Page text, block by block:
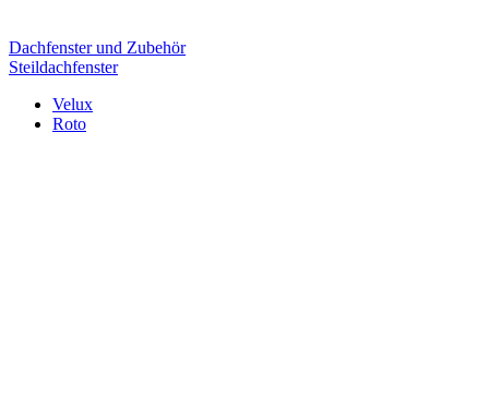
Dachfenster und Zubehör
Steildachfenster
Velux
Roto